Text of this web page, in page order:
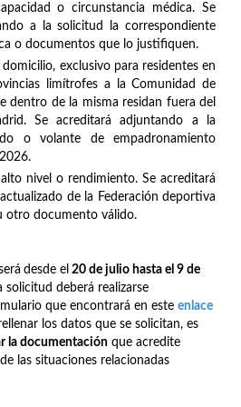
o circunstancia médica. Se
a la solicitud la correspondiente
o documentos que lo justifiquen.
domicilio, exclusivo para residentes en
limítrofes a la Comunidad de
dentro de la misma residan fuera del
Se acreditará adjuntando a la
o volante de empadronamiento
nivel o rendimiento. Se acreditará
de la Federación deportiva
otro documento válido.
desde el 20 de julio hasta el 9 de
solicitud deberá realizarse
que encontrará en este enlace
los datos que se solicitan, es
la documentación que acredite
las situaciones relacionadas